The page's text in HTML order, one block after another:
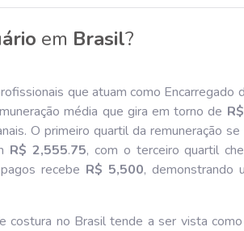
em Brasil?
que atuam como Encarregado
média que gira em torno de
O primeiro quartil da remuneração
R$ 2,555.75, com o terceiro quartil
recebe R$ 5,500, demonstrando
costura no Brasil tende a ser vista